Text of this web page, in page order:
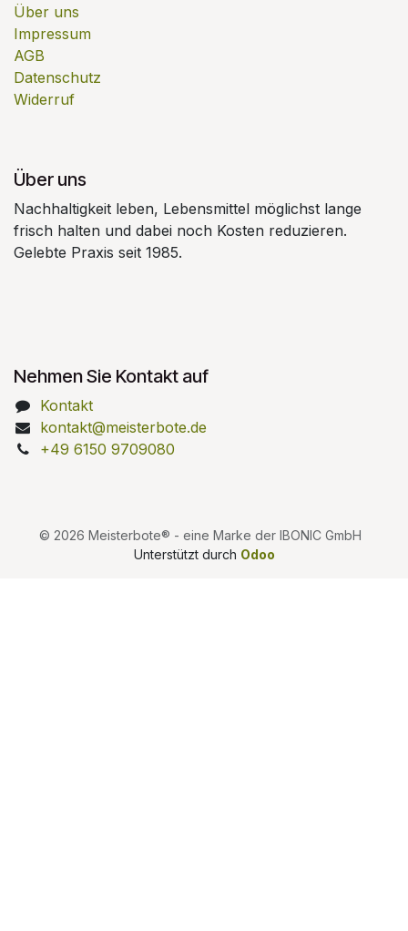
Über uns
Impressum
AGB
Datenschutz
Widerruf
Über uns
Nachhaltigkeit leben, Lebensmittel möglichst lange
frisch halten und dabei noch Kosten reduzieren.
Gelebte Praxis seit 1985.
Nehmen Sie Kontakt auf
Kontakt
kontakt@meisterbote.de
+49 6150 9709080
© 2026 Meisterbote® - eine Marke der IBONIC GmbH
Unterstützt durch Odoo